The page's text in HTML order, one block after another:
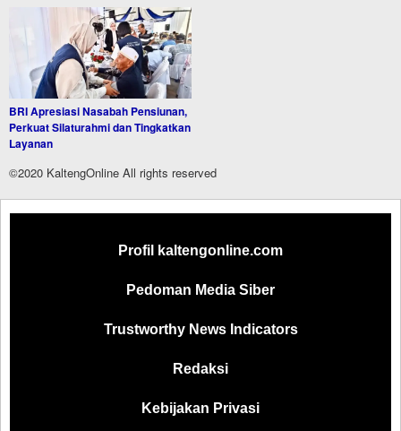
BRI Apresiasi Nasabah Pensiunan,
Perkuat Silaturahmi dan Tingkatkan
Layanan
©2020 KaltengOnline All rights reserved
Profil kaltengonline.com
Pedoman Media Siber
Trustworthy News Indicators
Redaksi
Kebijakan Privasi